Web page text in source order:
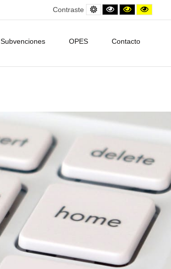
Contraste
Default
contrast
Black
and
Contraste
amarillo/
Subvenciones OPES Contacto